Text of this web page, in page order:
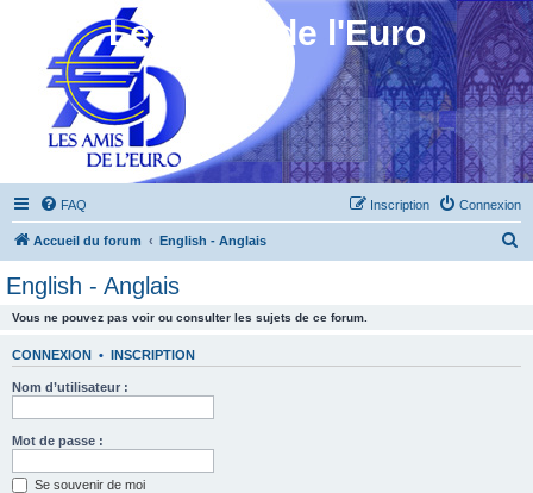
Les Amis de l'Euro
FAQ Connexion
Inscription
Accueil du forum English - Anglais
English - Anglais
Vous ne pouvez pas voir ou consulter les sujets de ce forum.
CONNEXION • INSCRIPTION
Nom d’utilisateur :
Mot de passe :
Se souvenir de moi